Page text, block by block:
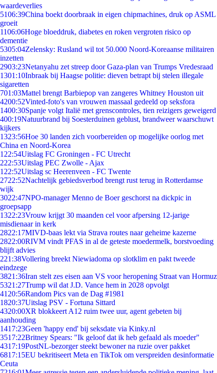
waardeverlies
5106:39China boekt doorbraak in eigen chipmachines, druk op ASML
groeit
1106:06Hoge bloeddruk, diabetes en roken vergroten risico op
dementie
5305:04Zelensky: Rusland wil tot 50.000 Noord-Koreaanse militairen
inzetten
2903:23Netanyahu zet streep door Gaza-plan van Trumps Vredesraad
1301:10Inbraak bij Haagse politie: dieven betrapt bij stelen illegale
sigaretten
701:03Mattel brengt Barbiepop van zangeres Whitney Houston uit
4200:52Vinted-foto's van vrouwen massaal gedeeld op seksfora
1400:30Spanje volgt Italië met grenscontroles, tien reizigers geweigerd
400:19Natuurbrand bij Soesterduinen geblust, brandweer waarschuwt
kijkers
1323:56Hoe 30 landen zich voorbereiden op mogelijke oorlog met
China en Noord-Korea
1 22:54Uitslag FC Groningen - FC Utrecht
222:53Uitslag PEC Zwolle - Ajax
1 22:52Uitslag sc Heerenveen - FC Twente
2722:52Nachtelijk gebiedsverbod brengt rust terug in Rotterdamse
wijk
3022:47NPO-manager Menno de Boer geschorst na dickpic in
groepsapp
1322:23Vrouw krijgt 30 maanden cel voor afpersing 12-jarige
misdienaar in kerk
2822:17MIVD-baas lekt via Strava routes naar geheime kazerne
2822:00RIVM vindt PFAS in al de geteste moedermelk, borstvoeding
blijft advies
221:38Vollering breekt Niewiadoma op slotklim en pakt tweede
eindzege
3821:36Iran stelt zes eisen aan VS voor heropening Straat van Hormuz
5321:27Trump wil dat J.D. Vance hem in 2028 opvolgt
41 20:56Random Pics van de Dag #1981
1820:37Uitslag PSV - Fortuna Sittard
4320:00XR blokkeert A12 ruim twee uur, agent gebeten bij
aanhouding
1417:23Geen 'happy end' bij seksdate via Kinky.nl
3517:22Britney Spears: "Ik geloof dat ik heb gefaald als moeder"
4317:19PostNL-bezorger steekt bewoner na ruzie over pakket
6817:15EU bekritiseert Meta en TikTok om verspreiden desinformatie
Ceuta